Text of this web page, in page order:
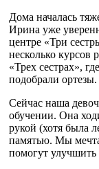
Дома началась
Ирина уже
центре «Три
несколько курсов
«Трех сестрах»,
подобрали ортезы.
Сейчас наша
обучении. Она
рукой (хотя была
памятью. Мы
помогут улучшить